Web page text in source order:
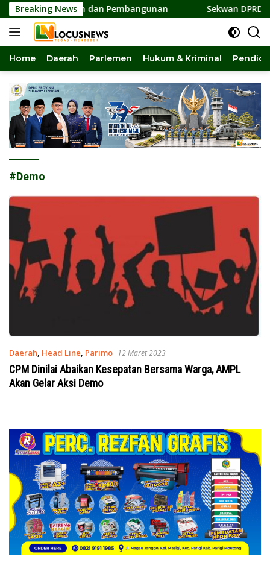
Langsung
ke
konten
Breaking News
Persatuan dan Pembangunan Sekwan DPRD Sulteng
Home Daerah Parlemen Hukum & Kriminal
#Demo
Daerah, Head Line, Parimo 12 Maret 2023
CPM Dinilai Abaikan Kesepatan Bersama Warga, AMPL
Akan Gelar Aksi Demo